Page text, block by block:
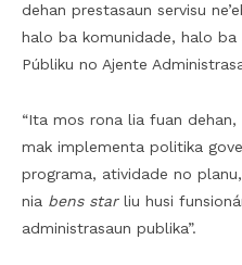
dehan prestasaun servisu
halo ba komunidade, halo ba
Públiku no Ajente
“Ita mos rona lia fuan dehan,
mak implementa politika
programa, atividade no
nia bens starliu husi
administrasaun publika”.